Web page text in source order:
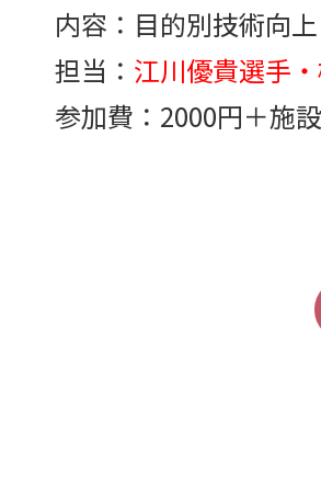
内容：目的別技術向上
担当： 江川優貴選手
参加費：2000円＋施